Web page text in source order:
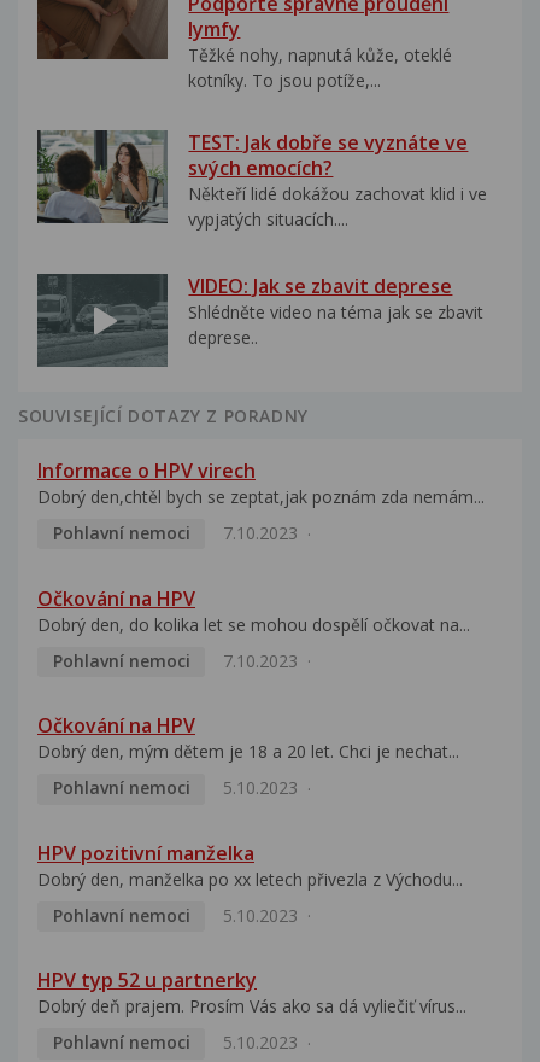
lymfy
Těžké nohy, napnutá kůže, oteklé
kotníky. To jsou potíže,...
TEST: Jak dobře se vyznáte ve
svých emocích?
Někteří lidé dokážou zachovat klid i ve
vypjatých situacích....
VIDEO: Jak se zbavit deprese
Shlédněte video na téma jak se zbavit
deprese..
SOUVISEJÍCÍ DOTAZY Z PORADNY
Informace o HPV virech
Dobrý den,chtěl bych se zeptat,jak poznám zda nemám...
Pohlavní nemoci
7.10.2023
Očkování na HPV
Dobrý den, do kolika let se mohou dospělí očkovat na...
Pohlavní nemoci
7.10.2023
Očkování na HPV
Dobrý den, mým dětem je 18 a 20 let. Chci je nechat...
Pohlavní nemoci
5.10.2023
HPV pozitivní manželka
Dobrý den, manželka po xx letech přivezla z Východu...
Pohlavní nemoci
5.10.2023
HPV typ 52 u partnerky
Dobrý deň prajem. Prosím Vás ako sa dá vyliečiť vírus...
Pohlavní nemoci
5.10.2023